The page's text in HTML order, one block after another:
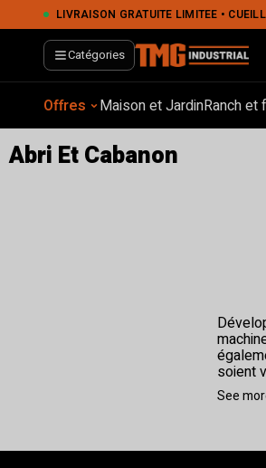
LIVRAISON GRATUITE LIMITÉE • CUEILLETTE
Catégories
Offres Maison et JardinRanch et
Abri Et Cabanon
soient
Que
See